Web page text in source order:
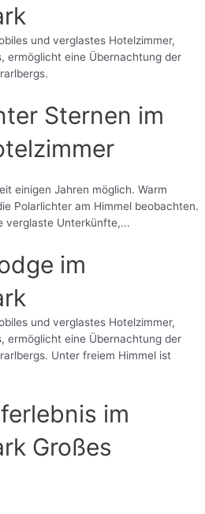
und verglastes Hotelzimmer,
ermöglicht eine Übernachtung der
Sternen im
einigen Jahren möglich. Warm
Polarlichter am Himmel beobachten.
verglaste Unterkünfte,...
im
und verglastes Hotelzimmer,
ermöglicht eine Übernachtung der
Unter freiem Himmel ist
im
Großes